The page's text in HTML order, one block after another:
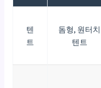
텐
트
돔형, 원터치
텐트